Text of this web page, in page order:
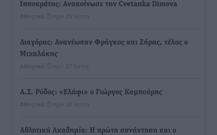
Ιπποκράτης: Ανακοίνωσε την Cvetanka Dimova
Αθλητικά πριν 25 λεπτά
Διαγόρας: Ανανέωσαν Φράγκος και Ζάρας, τέλος ο
Μιχαλάκης
Αθλητικά πριν 27 λεπτά
Α.Σ. Ρόδος: «Ελάφι» ο Γιώργος Καμπούρης
Αθλητικά πριν 30 λεπτά
Αθλητική Ακαδημία: Η πρώτη συνάντηση και ο